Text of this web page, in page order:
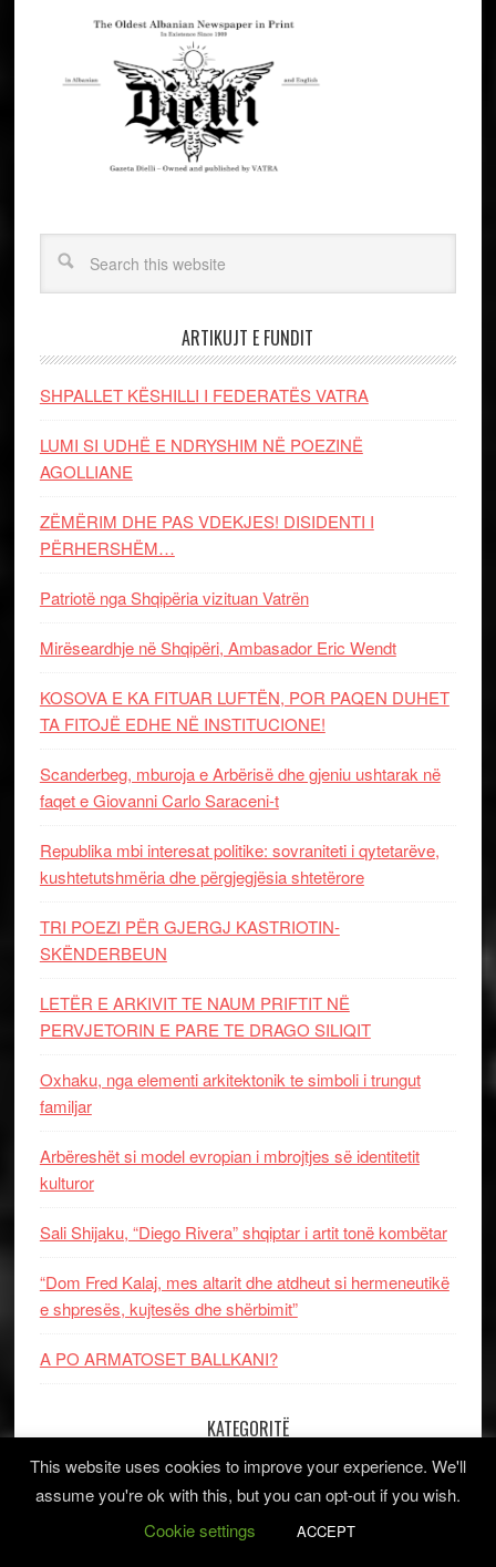
ARTIKUJT E FUNDIT
SHPALLET KËSHILLI I FEDERATËS VATRA
LUMI SI UDHË E NDRYSHIM NË POEZINË
AGOLLIANE
ZËMËRIM DHE PAS VDEKJES! DISIDENTI I
PËRHERSHËM…
Patriotë nga Shqipëria vizituan Vatrën
Mirëseardhje në Shqipëri, Ambasador Eric Wendt
KOSOVA E KA FITUAR LUFTËN, POR PAQEN DUHET
TA FITOJË EDHE NË INSTITUCIONE!
Scanderbeg, mburoja e Arbërisë dhe gjeniu ushtarak në
faqet e Giovanni Carlo Saraceni-t
Republika mbi interesat politike: sovraniteti i qytetarëve,
kushtetutshmëria dhe përgjegjësia shtetërore
TRI POEZI PËR GJERGJ KASTRIOTIN-
SKËNDERBEUN
LETËR E ARKIVIT TE NAUM PRIFTIT NË
PERVJETORIN E PARE TE DRAGO SILIQIT
Oxhaku, nga elementi arkitektonik te simboli i trungut
familjar
Arbëreshët si model evropian i mbrojtjes së identitetit
kulturor
Sali Shijaku, “Diego Rivera” shqiptar i artit tonë kombëtar
“Dom Fred Kalaj, mes altarit dhe atdheut si hermeneutikë
e shpresës, kujtesës dhe shërbimit”
A PO ARMATOSET BALLKANI?
KATEGORITË
This website uses cookies to improve your experience. We'll
assume you're ok with this, but you can opt-out if you wish.
Cookie settings
ACCEPT